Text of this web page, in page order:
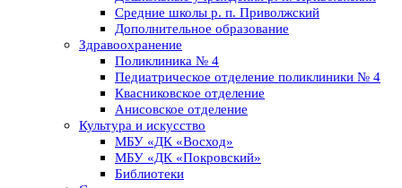
Средние школы р. п. Приволжский
Дополнительное образование
Здравоохранение
Поликлиника № 4
Педиатрическое отделение поликлиники № 4
Квасниковское отделение
Анисовское отделение
Культура и искусство
МБУ «ДК «Восход»
МБУ «ДК «Покровский»
Библиотеки